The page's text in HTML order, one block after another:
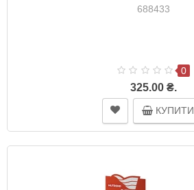
688433
0
325.00 ₴.
КУПИТИ